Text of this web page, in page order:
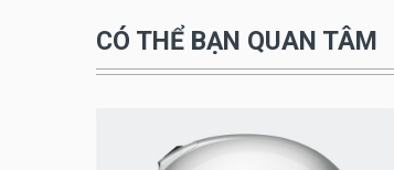
CÓ THỂ BẠN QUAN TÂM